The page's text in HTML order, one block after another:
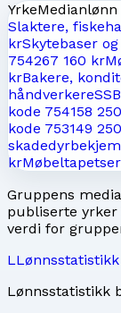
YrkeMedianlønn
Slaktere,
krSkytebaser
754267 160 kr
krBakere,
håndverkere
kode 754158
kode 753149
kr
Gruppens
publiserte yrker
verdi for
LLønnsstatistikk
Lønnsstatistikk